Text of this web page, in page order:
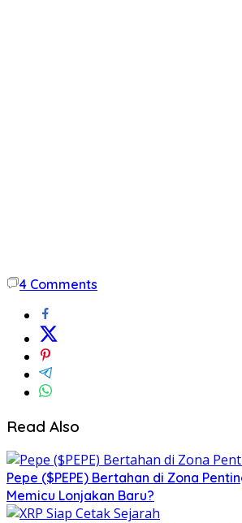
4 Comments
Read Also
Pepe ($PEPE) Bertahan di Zona
Memicu Lonjakan Baru?